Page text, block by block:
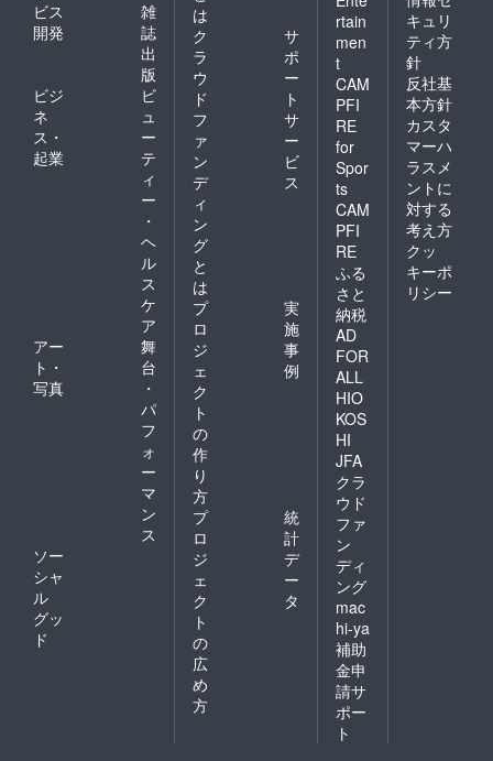
ビス
開発
雑
誌
出
版
ビジ
ネ
ス・
起業
ビ
ュ
ー
テ
ィ
ー
・
ヘ
ル
ス
ケ
ア
アー
ト・
写真
舞
台
・
パ
フ
ォ
ー
マ
ン
ス
ソー
シャ
ル
グッ
ド
は
ク
ラ
ウ
ド
フ
ァ
ン
デ
ィ
ン
グ
と
は
サ
ポ
ー
ト
サ
ー
ビ
ス
プ
ロ
ジ
ェ
ク
ト
の
作
り
方
実
施
事
例
プ
ロ
ジ
ェ
ク
ト
の
広
め
方
統
計
デ
ー
タ
rtain
men
t
CAM
PFI
RE
for
Spor
ts
CAM
PFI
RE
ふる
さと
納税
AD
FOR
ALL
HIO
KOS
HI
JFA
クラ
ウド
ファ
ン
ディ
ング
mac
hi-ya
補助
金申
請サ
ポー
ト
キュリ
ティ方
針
反社基
本方針
カスタ
マーハ
ラスメ
ントに
対する
考え方
クッ
キーポ
リシー